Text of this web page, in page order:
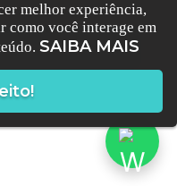
melhor experiência,
como você interage em
SAIBA MAIS
Whatsapp